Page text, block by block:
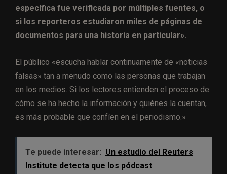
específica fue verificada por múltiples fuentes, o
si los reporteros estudiaron miles de páginas de
documentos para una historia en particular».
El público «escucha hablar continuamente de «noticias
falsas» tan a menudo como las personas que trabajan
en los medios. Si los lectores entienden el proceso de
cómo se ha hecho la información y quiénes la cuentan,
es más probable que confíen en el periodismo.»
Te puede interesar: Un estudio del Reuters
Institute detecta que los pódcast